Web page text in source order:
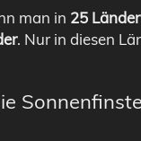
man in 25
. Nur in diesen